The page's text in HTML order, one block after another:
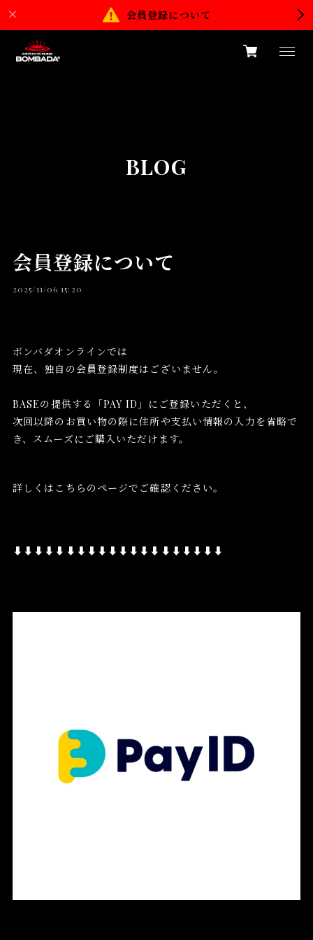
会員登録について
BLOG
会員登録について
2025/11/06 15:20
ボンバダオンラインでは
現在、独自の会員登録制度はございません。
BASEの提供する「PAY ID」にご登録いただくと、
次回以降のお買い物の際に住所や支払い情報の入力を省略で
き、スムーズにご購入いただけます。
詳しくはこちらのページでご確認ください。
⬇︎⬇︎⬇︎⬇︎⬇︎⬇︎⬇︎⬇︎⬇︎⬇︎⬇︎⬇︎⬇︎⬇︎⬇︎⬇︎⬇︎⬇︎⬇︎⬇︎